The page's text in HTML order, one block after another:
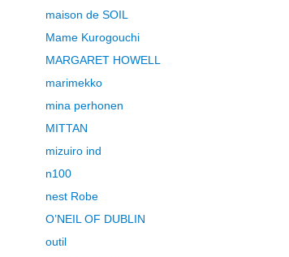
maison de SOIL
Mame Kurogouchi
MARGARET HOWELL
marimekko
mina perhonen
MITTAN
mizuiro ind
n100
nest Robe
O’NEIL OF DUBLIN
outil